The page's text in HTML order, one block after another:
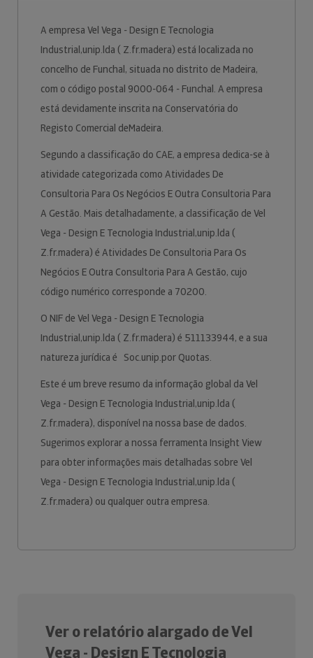
A empresa Vel Vega - Design E Tecnologia
Industrial,unip.lda ( Z.fr.madera) está localizada no
concelho de Funchal, situada no distrito de Madeira,
com o código postal 9000-064 - Funchal. A empresa
está devidamente inscrita na Conservatória do
Registo Comercial deMadeira.
Segundo a classificação do CAE, a empresa dedica-se à
atividade categorizada como Atividades De
Consultoria Para Os Negócios E Outra Consultoria Para
A Gestão. Mais detalhadamente, a classificação de Vel
Vega - Design E Tecnologia Industrial,unip.lda (
Z.fr.madera) é Atividades De Consultoria Para Os
Negócios E Outra Consultoria Para A Gestão, cujo
código numérico corresponde a 70200.
O NIF de Vel Vega - Design E Tecnologia
Industrial,unip.lda ( Z.fr.madera) é 511133944, e a sua
natureza jurídica é Soc.unip.por Quotas.
Este é um breve resumo da informação global da Vel
Vega - Design E Tecnologia Industrial,unip.lda (
Z.fr.madera), disponível na nossa base de dados.
Sugerimos explorar a nossa ferramenta Insight View
para obter informações mais detalhadas sobre Vel
Vega - Design E Tecnologia Industrial,unip.lda (
Z.fr.madera) ou qualquer outra empresa.
Ver o relatório alargado de Vel
Vega - Design E Tecnologia